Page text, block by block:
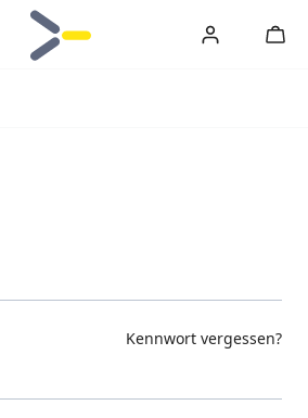
Kennwort vergessen?